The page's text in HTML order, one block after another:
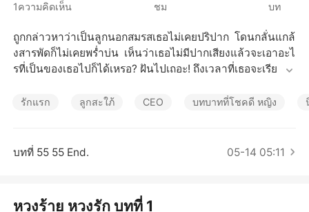
เรื่องสั้นคัดสรร
1ความคิดเห็น ชม บท
ถูกกล่าวหาว่าเป็นลูกนอกสมรสเธอไม่เคยปริปาก โดนกลั่นแกล้
งสารพัดก็ไม่เคยพร่ำบ่น เห็นว่าเธอไม่มีปากเสียงแล้วจะเอาอะไ
รที่เป็นของเธอไปก็ได้เหรอ? ฝันไปเถอะ! ถึงเวลาที่เธอจะเรียกร้อ
..........
ต่เธอคงไม่ถือใช่ไหมพริมา ถ้าต้องใช้ผู้ชายคนเดียวกันกับพี่สาว
อิงอรฉีกยิ้มเยาะเย้ยพลางมองพริมาด้วยสายตาเหยียดหยามดูแ
รักแรก ลูกสะใภ้ CEO บทบาทที่โชคดี หญิง
บทที่ 55 55 End. 05-14 05:11
หวงร้าย หวงรัก บทที่ 1